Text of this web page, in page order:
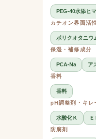
PEG-40水添ヒ
カチオン界面活
ポリクオタニウ
保湿・補修成分
PCA-Na ア
香料
香料
pH調整剤・キレ
水酸化Ｋ
防腐剤